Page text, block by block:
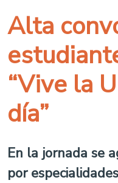
Alta
“Vive la
día”
En la jornada se
por